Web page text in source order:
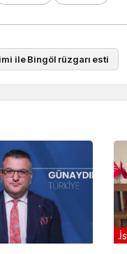
ile Bingöl rüzgarı esti